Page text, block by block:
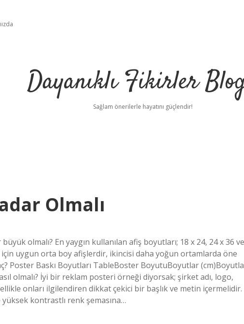
Dayanıklı Fikirler
Sağlam önerilerle hayatını güçlendir!
Olmalı
olmalı? En yaygın kullanılan afiş boyutları; 18 x 24, 24 x 36 ve
için uygun orta boy afişlerdir, ikincisi daha yoğun ortamlarda öne
Poster Baskı Boyutları TableBoster BoyutuBoyutlar
olmalı? İyi bir reklam posteri örneği diyorsak; şirket adı, logo,
onları ilgilendiren dikkat çekici bir başlık ve metin içermelidir.
kontrastlı renk şemasına…